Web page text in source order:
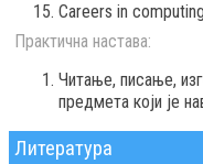
Careers in
Практична настава:
Читање, писање,
предмета који је
Литература